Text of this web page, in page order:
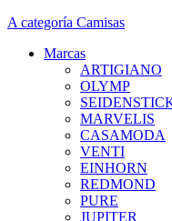
A categoría Camisas
Marcas
ARTIGIANO
OLYMP
MARVELIS
CASAMODA
VENTI
EINHORN
REDMOND
PURE
JUPITER